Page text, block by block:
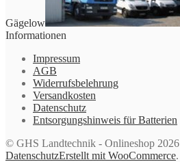
Gägelow
Informationen
Impressum
AGB
Widerrufsbelehrung
Versandkosten
Datenschutz
Entsorgungshinweis für Batterien
© GHS Landtechnik - Onlineshop 2026
DatenschutzErstellt mit WooCommerce.